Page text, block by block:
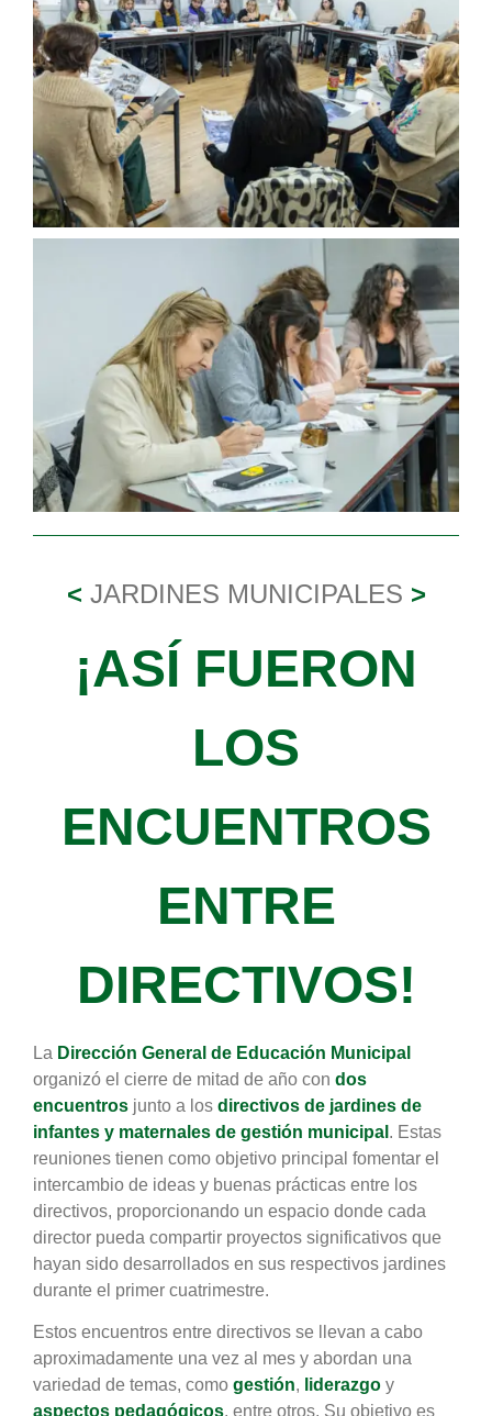
< JARDINES MUNICIPALES >
¡ASÍ FUERON
LOS
ENCUENTROS
ENTRE
DIRECTIVOS!
La Dirección General de Educación Municipal
organizó el cierre de mitad de año con dos
encuentros junto a los directivos de jardines de
infantes y maternales de gestión municipal . Estas
reuniones tienen como objetivo principal fomentar el
intercambio de ideas y buenas prácticas entre los
directivos, proporcionando un espacio donde cada
director pueda compartir proyectos significativos que
hayan sido desarrollados en sus respectivos jardines
durante el primer cuatrimestre.
Estos encuentros entre directivos se llevan a cabo
aproximadamente una vez al mes y abordan una
variedad de temas, como gestión, liderazgo y
aspectos pedagógicos, entre otros. Su objetivo es